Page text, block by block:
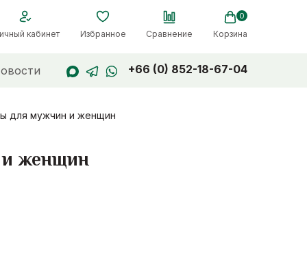
кабинет Избранное Сравнение
0
Корзина
+66 (0) 852-18-67-04
для мужчин и женщин
женщин